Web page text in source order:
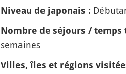
Niveau de japonais :
Nombre de séjours / temps
semaines
Villes, îles et régions